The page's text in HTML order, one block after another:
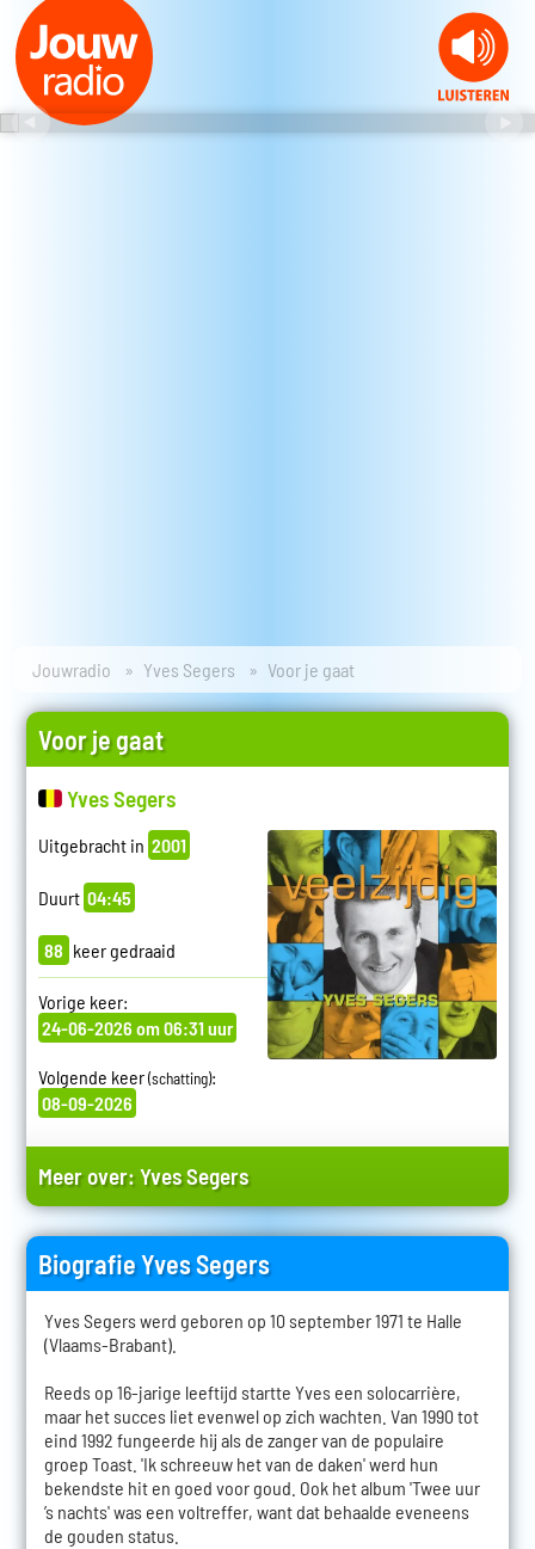
Jouwradio Yves Segers Voor je gaat
Voor je gaat
Yves Segers
Uitgebracht in 2001
Duurt 04:45
88 keer gedraaid
Vorige keer:
24-06-2026 om 06:31 uur
Volgende keer(schatting):
08-09-2026
Meer over:Yves Segers
Biografie Yves Segers
Yves Segers werd geboren op 10 september 1971 te Halle
(Vlaams-Brabant).
Reeds op 16-jarige leeftijd startte Yves een solocarrière,
maar het succes liet evenwel op zich wachten. Van 1990 tot
eind 1992 fungeerde hij als de zanger van de populaire
groep Toast. 'Ik schreeuw het van de daken' werd hun
bekendste hit en goed voor goud. Ook het album 'Twee uur
’s nachts' was een voltreffer, want dat behaalde eveneens
de gouden status.